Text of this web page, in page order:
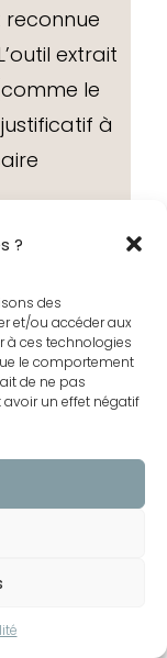
?
des
et/ou accéder aux
à ces technologies
le comportement
de ne pas
un effet négatif
reconnue
extrait
le
à
la fin de
échéance
vos
fixe
midi
votre
en